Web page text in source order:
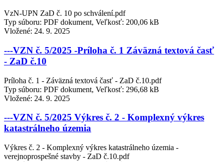
VzN-UPN ZaD č. 10 po schválení.pdf
Typ súboru: PDF dokument, Veľkosť: 200,06 kB
Vložené: 24. 9. 2025
---VZN č. 5/2025 -Príloha č. 1 Záväzná textová časť
- ZaD č.10
Príloha č. 1 - Záväzná textová časť - ZaD č.10.pdf
Typ súboru: PDF dokument, Veľkosť: 296,68 kB
Vložené: 24. 9. 2025
---VZN č. 5/2025 Výkres č. 2 - Komplexný výkres
katastrálneho územia
Výkres č. 2 - Komplexný výkres katastrálneho územia -
verejnoprospešné stavby - ZaD č.10.pdf